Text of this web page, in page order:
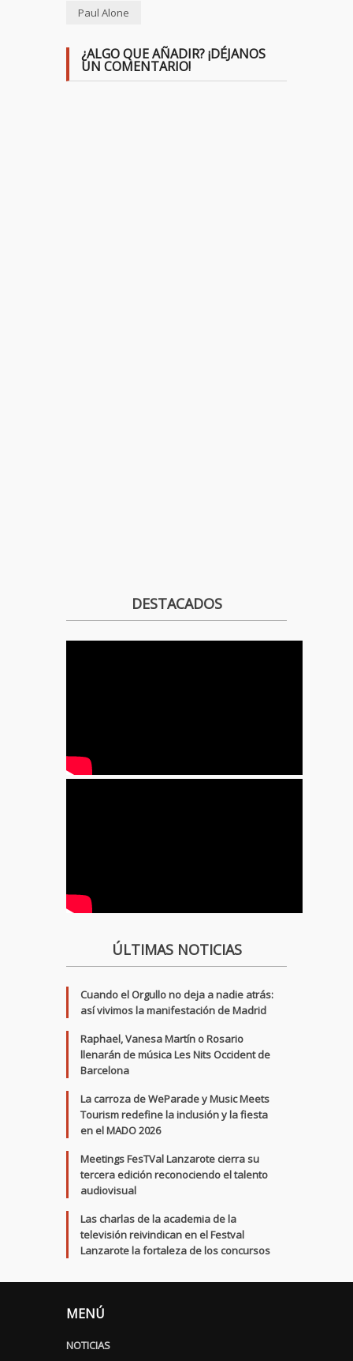
Paul Alone
¿ALGO QUE AÑADIR? ¡DÉJANOS
UN COMENTARIO!
DESTACADOS
ÚLTIMAS NOTICIAS
Cuando el Orgullo no deja a nadie atrás:
así vivimos la manifestación de Madrid
Raphael, Vanesa Martín o Rosario
llenarán de música Les Nits Occident de
Barcelona
La carroza de WeParade y Music Meets
Tourism redefine la inclusión y la fiesta
en el MADO 2026
Meetings FesTVal Lanzarote cierra su
tercera edición reconociendo el talento
audiovisual
Las charlas de la academia de la
televisión reivindican en el Festval
Lanzarote la fortaleza de los concursos
MENÚ
NOTICIAS